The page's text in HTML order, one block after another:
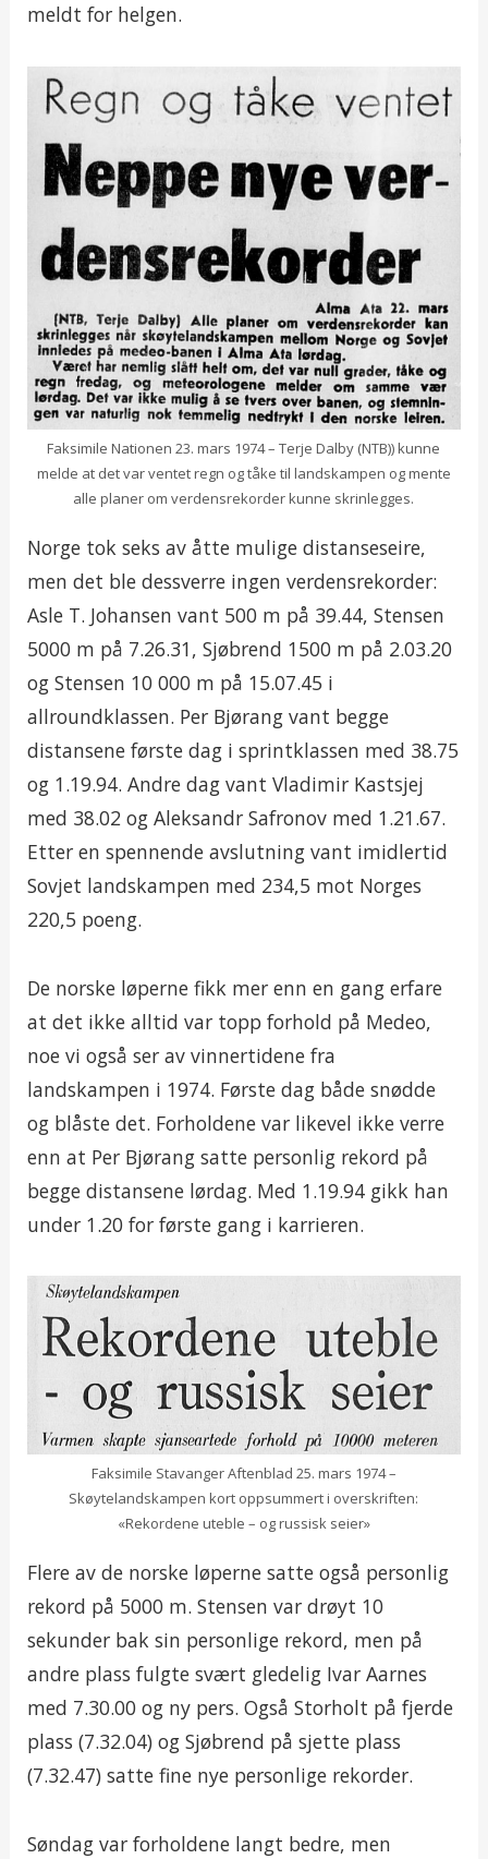
meldt for helgen.
Faksimile Nationen 23. mars 1974 – Terje Dalby (NTB)) kunne
melde at det var ventet regn og tåke til landskampen og mente
alle planer om verdensrekorder kunne skrinlegges.
Norge tok seks av åtte mulige distanseseire,
men det ble dessverre ingen verdensrekorder:
Asle T. Johansen vant 500 m på 39.44, Stensen
5000 m på 7.26.31, Sjøbrend 1500 m på 2.03.20
og Stensen 10 000 m på 15.07.45 i
allroundklassen. Per Bjørang vant begge
distansene første dag i sprintklassen med 38.75
og 1.19.94. Andre dag vant Vladimir Kastsjej
med 38.02 og Aleksandr Safronov med 1.21.67.
Etter en spennende avslutning vant imidlertid
Sovjet landskampen med 234,5 mot Norges
220,5 poeng.
De norske løperne fikk mer enn en gang erfare
at det ikke alltid var topp forhold på Medeo,
noe vi også ser av vinnertidene fra
landskampen i 1974. Første dag både snødde
og blåste det. Forholdene var likevel ikke verre
enn at Per Bjørang satte personlig rekord på
begge distansene lørdag. Med 1.19.94 gikk han
under 1.20 for første gang i karrieren.
Faksimile Stavanger Aftenblad 25. mars 1974 –
Skøytelandskampen kort oppsummert i overskriften:
«Rekordene uteble – og russisk seier»
Flere av de norske løperne satte også personlig
rekord på 5000 m. Stensen var drøyt 10
sekunder bak sin personlige rekord, men på
andre plass fulgte svært gledelig Ivar Aarnes
med 7.30.00 og ny pers. Også Storholt på fjerde
plass (7.32.04) og Sjøbrend på sjette plass
(7.32.47) satte fine nye personlige rekorder.
Søndag var forholdene langt bedre, men